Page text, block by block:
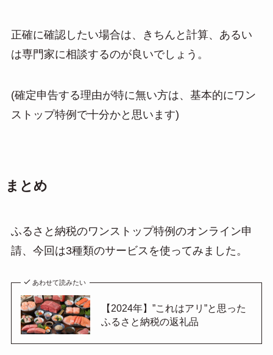
正確に確認したい場合は、きちんと計算、あるい
は専門家に相談するのが良いでしょう。
(確定申告する理由が特に無い方は、基本的にワン
ストップ特例で十分かと思います)
まとめ
ふるさと納税のワンストップ特例のオンライン申
請、今回は3種類のサービスを使ってみました。
あわせて読みたい
【2024年】”これはアリ”と思った
ふるさと納税の返礼品